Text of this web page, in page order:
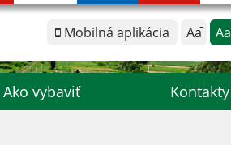
Mobilná aplikácia Aa Aa
Ako vybaviť Kontakty